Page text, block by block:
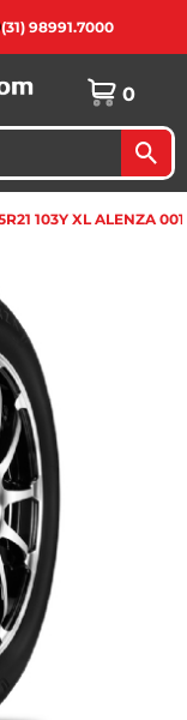
(31) 98991.7000
0
103Y XL ALENZA